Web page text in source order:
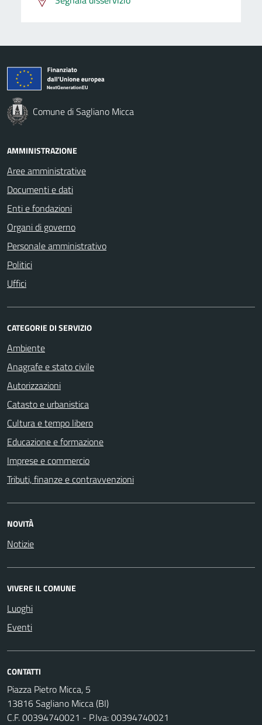
Comune di Sagliano Micca
AMMINISTRAZIONE
Aree amministrative
Documenti e dati
Enti e fondazioni
Organi di governo
Personale amministrativo
Politici
Uffici
CATEGORIE DI SERVIZIO
Ambiente
Anagrafe e stato civile
Autorizzazioni
Catasto e urbanistica
Cultura e tempo libero
Educazione e formazione
Imprese e commercio
Tributi, finanze e contravvenzioni
NOVITÀ
Notizie
VIVERE IL COMUNE
Luoghi
Eventi
CONTATTI
Piazza Pietro Micca, 5
13816 Sagliano Micca (BI)
C.F. 00394740021 - P.Iva: 00394740021